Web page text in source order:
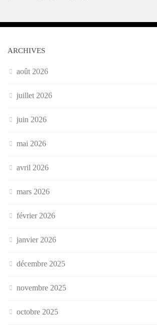
ARCHIVES
août 2026
juillet 2026
juin 2026
mai 2026
avril 2026
mars 2026
février 2026
janvier 2026
décembre 2025
novembre 2025
octobre 2025